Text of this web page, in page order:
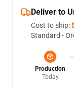
Deliver to
Cost to ship:
Standard -
Production
Today